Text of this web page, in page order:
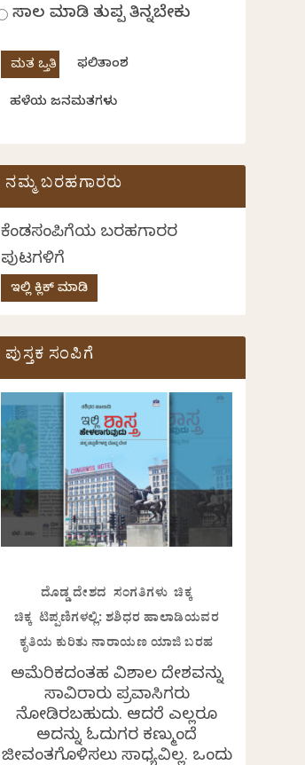
ಸಾಲ ಮಾಡಿ ತುಪ್ಪ ತಿನ್ನಬೇಕು
ಫಲಿತಾಂಶ
ಹಳೆಯ ಜನಮತಗಳು
ನಮ್ಮ ಬರಹಗಾರರು
ಕೆಂಡಸಂಪಿಗೆಯ ಬರಹಗಾರರ
ಪುಟಗಳಿಗೆ
ಇಲ್ಲಿ ಕ್ಲಿಕ್ ಮಾಡಿ
ಪುಸ್ತಕ ಸಂಪಿಗೆ
ದೊಡ್ಡ ದೇಶದ ಸಂಗತಿಗಳು ಚಿಕ್ಕ
ಚಿಕ್ಕ ಟಿಪ್ಪಣಿಗಳಲ್ಲಿ: ಶಶಿಧರ ಹಾಲಾಡಿಯವರ
ಕೃತಿಯ ಕುರಿತು ನಾರಾಯಣ ಯಾಜಿ ಬರಹ
ಅಮೆರಿಕದಂತಹ ವಿಶಾಲ ದೇಶವನ್ನು
ಸಾವಿರಾರು ಪ್ರವಾಸಿಗರು
ನೋಡಿರಬಹುದು. ಆದರೆ ಎಲ್ಲರೂ
ಅದನ್ನು ಓದುಗರ ಕಣ್ಮುಂದೆ
ಜೀವಂತಗೊಳಿಸಲು ಸಾಧ್ಯವಿಲ್ಲ. ಒಂದು